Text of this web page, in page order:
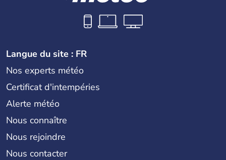
Langue du site : FR
Nos experts météo
Certificat d'intempéries
Alerte météo
Nous connaître
Nous rejoindre
Nous contacter